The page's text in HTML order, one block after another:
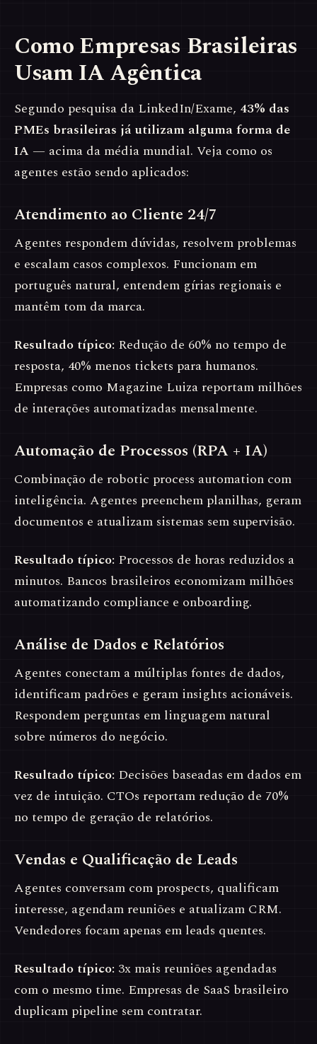
Como Empresas Brasileiras
Usam IA Agêntica
Segundo pesquisa da LinkedIn/Exame, 43% das
PMEs brasileiras já utilizam alguma forma de
IA — acima da média mundial. Veja como os
agentes estão sendo aplicados:
Atendimento ao Cliente 24/7
Agentes respondem dúvidas, resolvem problemas
e escalam casos complexos. Funcionam em
português natural, entendem gírias regionais e
mantêm tom da marca.
Resultado típico: Redução de 60% no tempo de
resposta, 40% menos tickets para humanos.
Empresas como Magazine Luiza reportam milhões
de interações automatizadas mensalmente.
Automação de Processos (RPA + IA)
Combinação de robotic process automation com
inteligência. Agentes preenchem planilhas, geram
documentos e atualizam sistemas sem supervisão.
Resultado típico: Processos de horas reduzidos a
minutos. Bancos brasileiros economizam milhões
automatizando compliance e onboarding.
Análise de Dados e Relatórios
Agentes conectam a múltiplas fontes de dados,
identificam padrões e geram insights acionáveis.
Respondem perguntas em linguagem natural
sobre números do negócio.
Resultado típico: Decisões baseadas em dados em
vez de intuição. CTOs reportam redução de 70%
no tempo de geração de relatórios.
Vendas e Qualificação de Leads
Agentes conversam com prospects, qualificam
interesse, agendam reuniões e atualizam CRM.
Vendedores focam apenas em leads quentes.
Resultado típico: 3x mais reuniões agendadas
com o mesmo time. Empresas de SaaS brasileiro
duplicam pipeline sem contratar.